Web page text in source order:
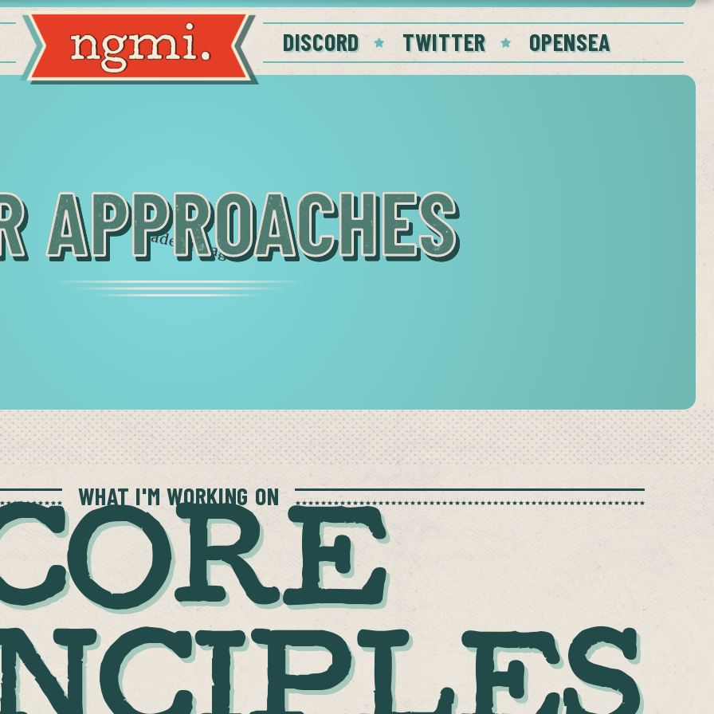
DISCORD TWITTER OPENSEA
APPROACHES
WHAT I'M WORKING ON